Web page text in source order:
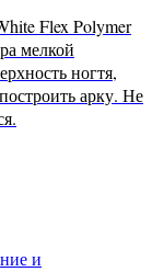
Flex Polymer
мелкой
ногтя,
арку. Не
и